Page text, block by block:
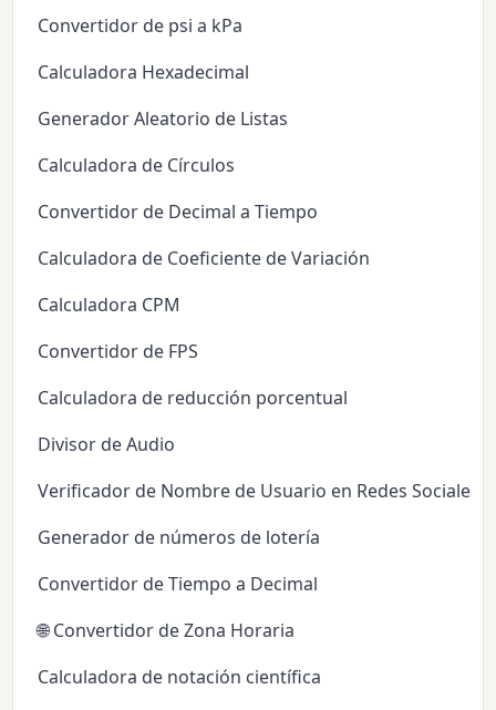
Convertidor de psi a kPa
Calculadora Hexadecimal
Generador Aleatorio de Listas
Calculadora de Círculos
Convertidor de Decimal a Tiempo
Calculadora de Coeficiente de Variación
Calculadora CPM
Convertidor de FPS
Calculadora de reducción porcentual
Divisor de Audio
Verificador de Nombre de Usuario en Redes Sociales
Generador de números de lotería
Convertidor de Tiempo a Decimal
🌐 Convertidor de Zona Horaria
Calculadora de notación científica